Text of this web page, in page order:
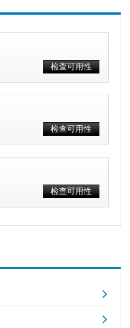
检查可用性
检查可用性
检查可用性